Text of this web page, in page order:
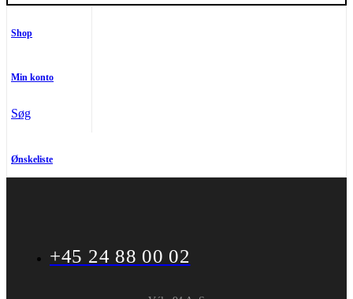
Shop
Min konto
Søg
Ønskeliste
+45 24 88 00 02